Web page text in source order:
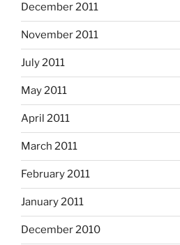
December 2011
November 2011
July 2011
May 2011
April 2011
March 2011
February 2011
January 2011
December 2010